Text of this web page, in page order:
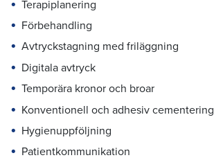
Terapiplanering
Förbehandling
Avtryckstagning med friläggning
Digitala avtryck
Temporära kronor och broar
Konventionell och adhesiv cementering
Hygienuppföljning
Patientkommunikation